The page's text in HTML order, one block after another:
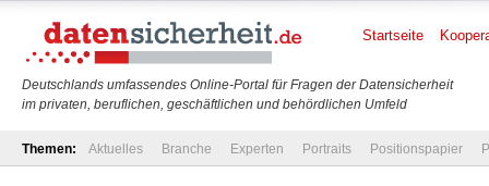
Deutschlands umfassendes Online-Portal für Fragen der Datensicherheit
im privaten, beruflichen, geschäftlichen und behördlichen Umfeld
Startseite
Themen: Aktuelles Branche Experten Portraits Positionspapier